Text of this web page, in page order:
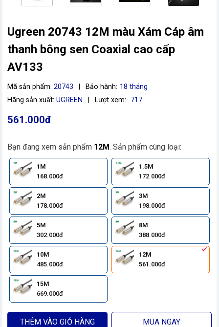
Ugreen 20743 12M màu Xám Cáp âm
thanh bông sen Coaxial cao cấp
AV133
Mã sản phẩm: 20743 Bảo hành: 18 tháng
Hãng sản xuất: UGREEN Lượt xem: 717
561.000đ
Bạn đang xem sản phẩm 12M. Sản phẩm cùng loại:
1M
168.000đ
1.5M
172.000đ
2M
178.000đ
3M
198.000đ
5M
302.000đ
8M
388.000đ
10M
485.000đ
12M
561.000đ
15M
669.000đ
THÊM VÀO GIỎ HÀNG MUA NGAY